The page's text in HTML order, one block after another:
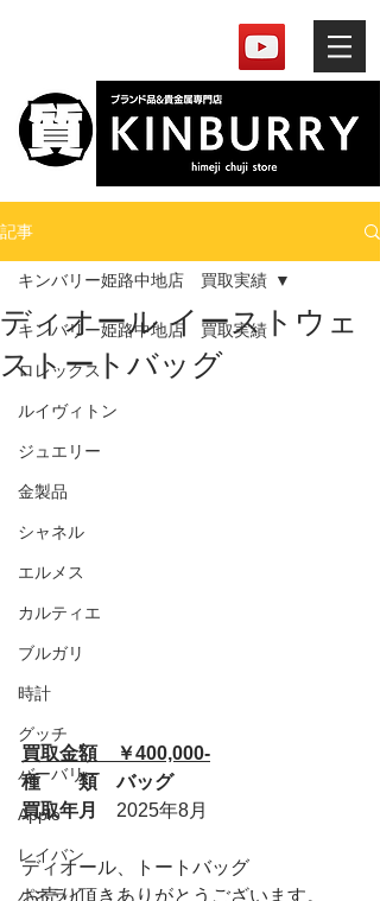
記事
キンバリー姫路中地店 買取実績
ロレックス
ルイヴィトン
ジュエリー
金製品
シャネル
エルメス
カルティエ
ブルガリ
時計
グッチ
バーバリー
Apple
レイバン
パネライ
キンバリー姫路中地店 買取実績
ディオール イーストウェ
ストートバッグ
買取金額　￥400,000-
種　　類　バッグ
買取年月 2025年8月
ディオール、トートバッグ
お売り頂きありがとうございます。